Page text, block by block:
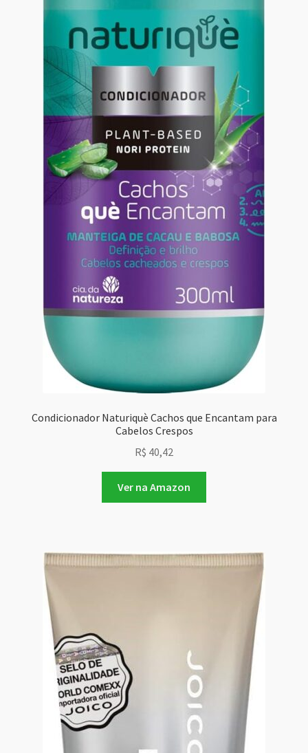
Condicionador Naturiquè Cachos que Encantam para
Cabelos Crespos
R$ 40,42
Ver na Amazon